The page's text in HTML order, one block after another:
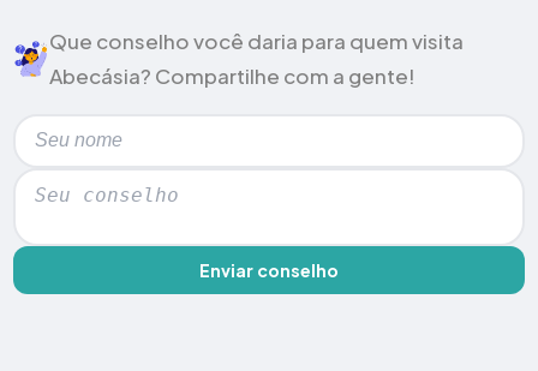
Que conselho você daria para quem visita
Abecásia? Compartilhe com a gente!
Enviar conselho